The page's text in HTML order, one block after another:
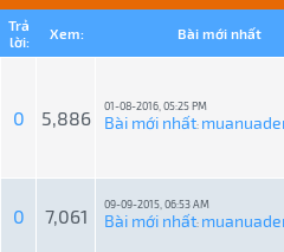
Trả
lời:
Xem: Bài mới nhất
0 5,886
01-08-2016, 05:25 PM
Bài mới nhất:
0 7,061
09-09-2015, 06:53 AM
Bài mới nhất: